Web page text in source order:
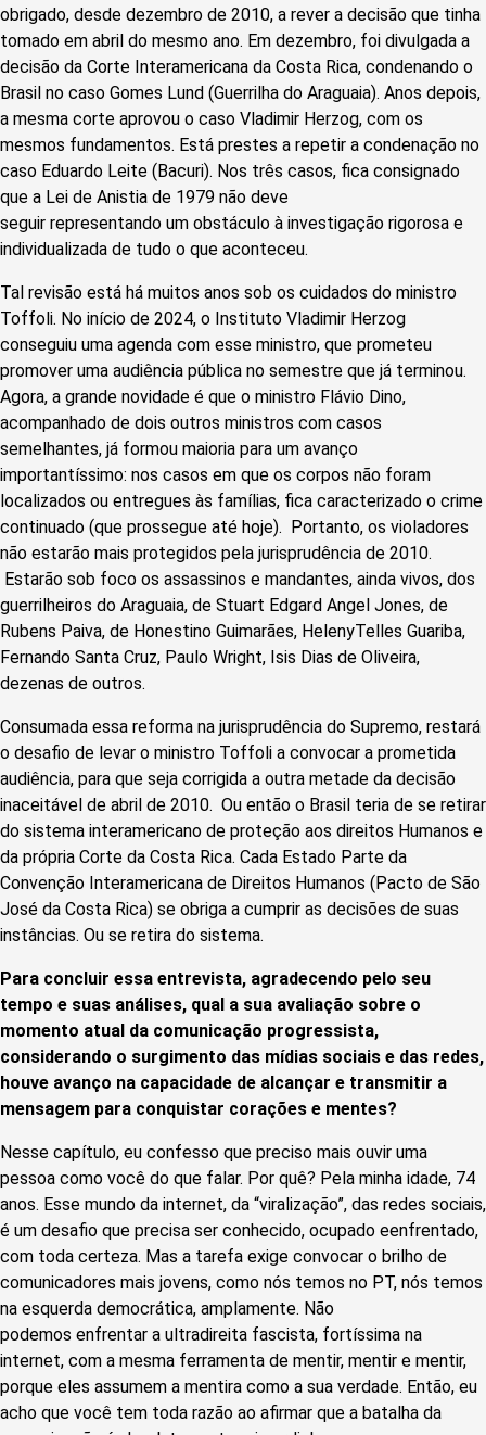
obrigado, desde dezembro de 2010, a rever a decisão que tinha
tomado em abril do mesmo ano. Em dezembro, foi divulgada a
decisão da Corte Interamericana da Costa Rica, condenando o
Brasil no caso Gomes Lund (Guerrilha do Araguaia). Anos depois,
a mesma corte aprovou o caso Vladimir Herzog, com os
mesmos fundamentos. Está prestes a repetir a condenação no
caso Eduardo Leite (Bacuri). Nos três casos, fica consignado
que a Lei de Anistia de 1979 não deve
seguir representando um obstáculo à investigação rigorosa e
individualizada de tudo o que aconteceu.
Tal revisão está há muitos anos sob os cuidados do ministro
Toffoli. No início de 2024, o Instituto Vladimir Herzog
conseguiu uma agenda com esse ministro, que prometeu
promover uma audiência pública no semestre que já terminou.
Agora, a grande novidade é que o ministro Flávio Dino,
acompanhado de dois outros ministros com casos
semelhantes, já formou maioria para um avanço
importantíssimo: nos casos em que os corpos não foram
localizados ou entregues às famílias, fica caracterizado o crime
continuado (que prossegue até hoje). Portanto, os violadores
não estarão mais protegidos pela jurisprudência de 2010.
Estarão sob foco os assassinos e mandantes, ainda vivos, dos
guerrilheiros do Araguaia, de Stuart Edgard Angel Jones, de
Rubens Paiva, de Honestino Guimarães, HelenyTelles Guariba,
Fernando Santa Cruz, Paulo Wright, Isis Dias de Oliveira,
dezenas de outros.
Consumada essa reforma na jurisprudência do Supremo, restará
o desafio de levar o ministro Toffoli a convocar a prometida
audiência, para que seja corrigida a outra metade da decisão
inaceitável de abril de 2010. Ou então o Brasil teria de se retirar
do sistema interamericano de proteção aos direitos Humanos e
da própria Corte da Costa Rica. Cada Estado Parte da
Convenção Interamericana de Direitos Humanos (Pacto de São
José da Costa Rica) se obriga a cumprir as decisões de suas
instâncias. Ou se retira do sistema.
Para concluir essa entrevista, agradecendo pelo seu
tempo e suas análises, qual a sua avaliação sobre o
momento atual da comunicação progressista,
considerando o surgimento das mídias sociais e das redes,
houve avanço na capacidade de alcançar e transmitir a
mensagem para conquistar corações e mentes?
Nesse capítulo, eu confesso que preciso mais ouvir uma
pessoa como você do que falar. Por quê? Pela minha idade, 74
anos. Esse mundo da internet, da “viralização”, das redes sociais,
é um desafio que precisa ser conhecido, ocupado eenfrentado,
com toda certeza. Mas a tarefa exige convocar o brilho de
comunicadores mais jovens, como nós temos no PT, nós temos
na esquerda democrática, amplamente. Não
podemos enfrentar a ultradireita fascista, fortíssima na
internet, com a mesma ferramenta de mentir, mentir e mentir,
porque eles assumem a mentira como a sua verdade. Então, eu
acho que você tem toda razão ao afirmar que a batalha da